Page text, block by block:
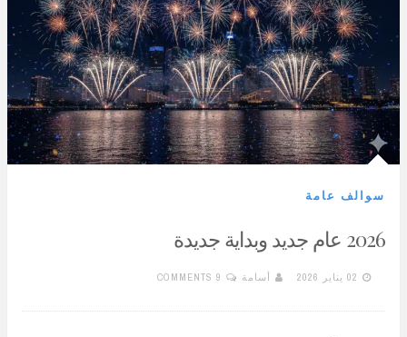
سوالف عامة
2026 عام جديد وبداية جديدة
02 يناير 2026 أسامة 9 COMMENTS